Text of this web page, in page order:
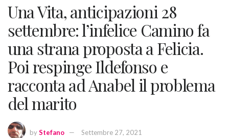
Una Vita, anticipazioni 28
settembre: l’infelice Camino fa
una strana proposta a Felicia.
Poi respinge Ildefonso e
racconta ad Anabel il problema
del marito
byStefano Settembre 27, 2021